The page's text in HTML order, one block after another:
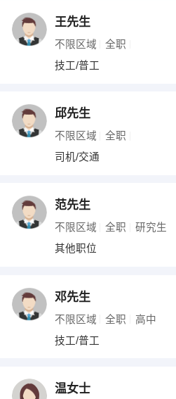
王先生
不限区域 全职
技工/普工
邱先生
不限区域 全职
司机/交通
范先生
不限区域 全职 研究生
其他职位
邓先生
不限区域 全职 高中
技工/普工
温女士